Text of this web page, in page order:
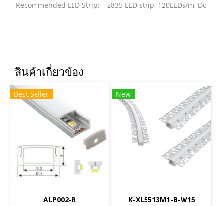
Recommended LED Strip:
2835 LED strip, 120LEDs/m,
สินค้าเกี่ยวข้อง
Best Seller
ALP002-R
New
K-XL5513M1-B-W15